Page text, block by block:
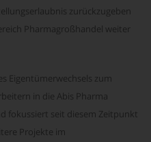
zurückzugeben
Pharmagroßhandel weiter
Eigentümerwechsels zum
in die Abis Pharma
fokussiert seit diesem Zeitpunkt
Projekte im